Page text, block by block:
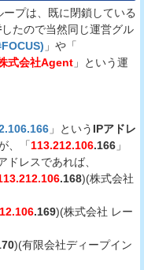
ープは、既に閉鎖している
したので当然同じ運営グル
」や「
式会社Agent 」という運
」という IPアドレ
、「113.212.106.166 」
ドレスであれば、
.168)(株式会社
.169)(株式会社 レー
)(有限会社ディープイン